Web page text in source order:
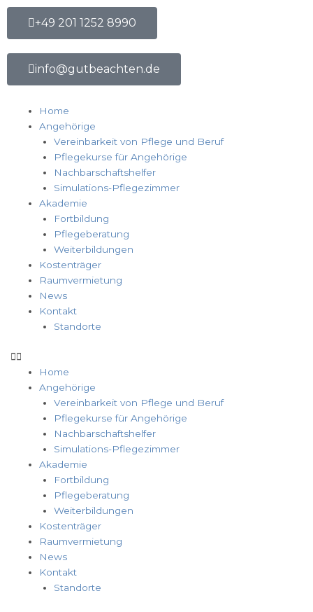
Zum
springen
+49 201 1252 8990
info@gutbeachten.de
Home
Angehörige
Vereinbarkeit von Pflege und Beruf
Pflegekurse für Angehörige
Nachbarschaftshelfer
Simulations-Pflegezimmer
Akademie
Fortbildung
Pflegeberatung
Weiterbildungen
Kostenträger
Raumvermietung
News
Kontakt
Standorte
Home
Angehörige
Vereinbarkeit von Pflege und Beruf
Pflegekurse für Angehörige
Nachbarschaftshelfer
Simulations-Pflegezimmer
Akademie
Fortbildung
Pflegeberatung
Weiterbildungen
Kostenträger
Raumvermietung
News
Kontakt
Standorte